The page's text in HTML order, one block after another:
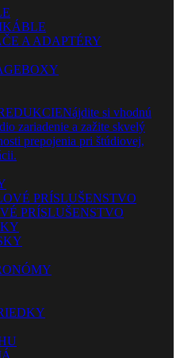
A ADAPTÉRY
Nájdite si vhodnú
zariadenie a zažite skvelý
prepojenia pri štúdiovej,
PRÍSLUŠENSTVO
PRÍSLUŠENSTVO